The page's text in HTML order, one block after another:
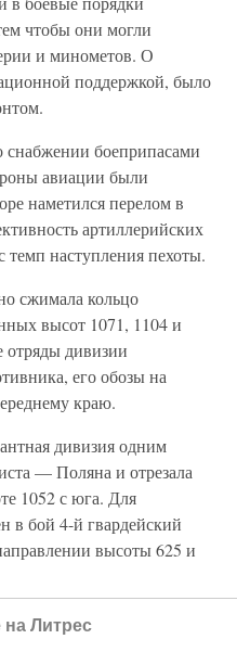
чтобы они могли
и минометов. О
поддержкой, было
снабжении боеприпасами
авиации были
наметился перелом в
артиллерийских
темп наступления пехоты.
сжимала кольцо
высот 1071, 1104 и
дивизии
его обозы на
краю.
дивизия одним
— Поляна и отрезала
1052 с юга. Для
в бой 4-й гвардейский
высоты 625 и
полк совместно с
Литрес